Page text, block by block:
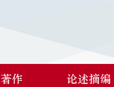
著作 论述摘编